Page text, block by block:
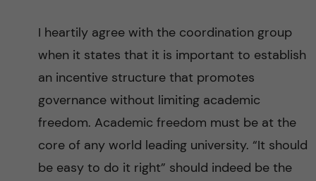
I heartily agree with the coordination group
when it states that it is important to establish
an incentive structure that promotes
governance without limiting academic
freedom. Academic freedom must be at the
core of any world leading university. “It should
be easy to do it right” should indeed be the